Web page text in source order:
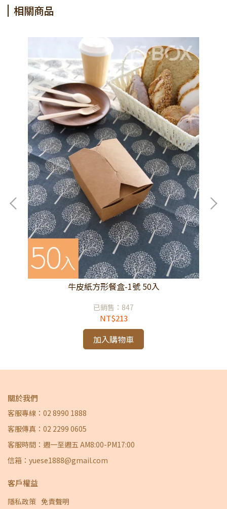
相關商品
牛皮紙方形餐盒-1號 50入
已銷售：847
NT$213
加入購物車
關於我們
客服專線：02 8990 1888
客服傳真：02 2299 0605
客服時間：週一至週五 AM8:00-PM17:00
信箱：yuese1888@gmail.com
客戶權益
隱私政策 免責聲明